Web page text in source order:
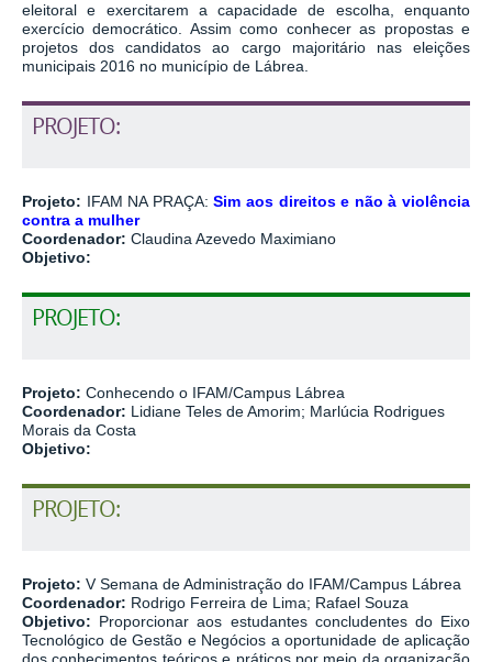
eleitoral e exercitarem a capacidade de escolha, enquanto
exercício democrático. Assim como conhecer as propostas e
projetos dos candidatos ao cargo majoritário nas eleições
municipais 2016 no município de Lábrea.
PROJETO:
Projeto: IFAM NA PRAÇA: Sim aos direitos e não à violência
contra a mulher
Coordenador: Claudina Azevedo Maximiano
Objetivo:
PROJETO:
Projeto: Conhecendo o IFAM/Campus Lábrea
Coordenador: Lidiane Teles de Amorim; Marlúcia Rodrigues
Morais da Costa
Objetivo:
PROJETO:
Projeto: V Semana de Administração do IFAM/Campus Lábrea
Coordenador: Rodrigo Ferreira de Lima; Rafael Souza
Objetivo: Proporcionar aos estudantes concludentes do Eixo
Tecnológico de Gestão e Negócios a oportunidade de aplicação